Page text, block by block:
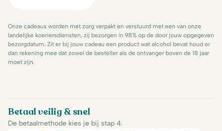
Onze cadeaus worden met zorg verpakt en verstuurd met een van onze
landelijke koeriersdiensten, zij bezorgen in 98% op de door jouw opgegeven
bezorgdatum. Zit er bij jouw cadeau een product wat alcohol bevat houd er
dan rekening mee dat zowel de besteller als de ontvanger boven de 18 jaar
moet zijn.
Betaal veilig & snel
De betaalmethode kies je bij stap 4.